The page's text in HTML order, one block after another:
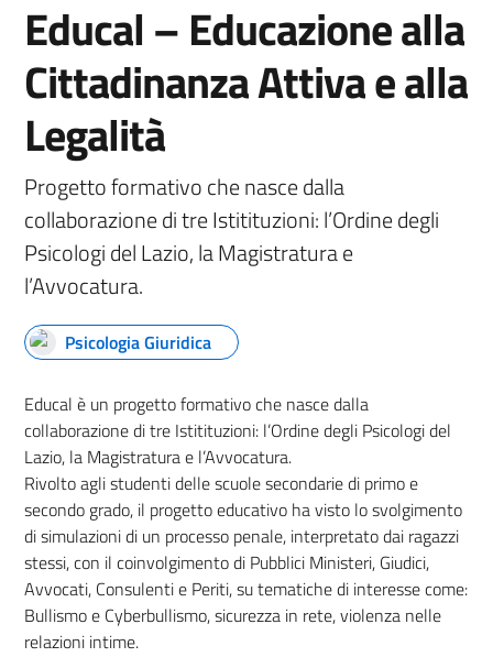
Educal – Educazione alla
Cittadinanza Attiva e alla
Legalità
Progetto formativo che nasce dalla
collaborazione di tre Istitituzioni: l’Ordine degli
Psicologi del Lazio, la Magistratura e
l’Avvocatura.
Psicologia Giuridica
Educal è un progetto formativo che nasce dalla
collaborazione di tre Istitituzioni: l’Ordine degli Psicologi del
Lazio, la Magistratura e l’Avvocatura.
Rivolto agli studenti delle scuole secondarie di primo e
secondo grado, il progetto educativo ha visto lo svolgimento
di simulazioni di un processo penale, interpretato dai ragazzi
stessi, con il coinvolgimento di Pubblici Ministeri, Giudici,
Avvocati, Consulenti e Periti, su tematiche di interesse come:
Bullismo e Cyberbullismo, sicurezza in rete, violenza nelle
relazioni intime.